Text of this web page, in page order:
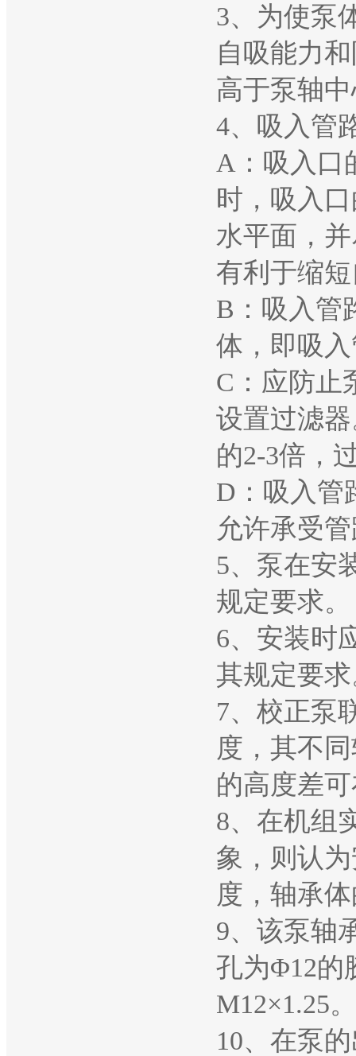
3、为使泵
自吸能力
高于泵轴
4、吸入管
A：吸入口
时，吸入
水平面，
有利于缩
B：吸入管
体，即吸
C：应防止
设置过滤
的2-3倍，
D：吸入管
允许承受
5、泵在安
规定要求。
6、安装时
其规定要
7、校正泵
度，其不
的高度差
8、在机组
象，则认
度，轴承
9、该泵轴
孔为Φ12的
M12×1.25。
10、在泵